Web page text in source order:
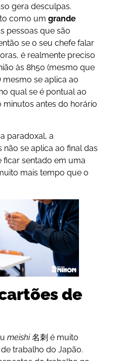
gera desculpas.
como um grande
pessoas que são
se o seu chefe falar
é realmente preciso
às 8h50 (mesmo que
mesmo se aplica ao
qual se é pontual ao
minutos antes do horário
paradoxal, a
se aplica ao final das
ficar sentado em uma
mais tempo que o
de
meishi名刺 é muito
trabalho do Japão.